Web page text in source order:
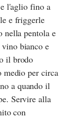
l'aglio fino a
e friggerle
nella pentola e
bianco e
il brodo
medio per circa
a quando il
Servire alla
con